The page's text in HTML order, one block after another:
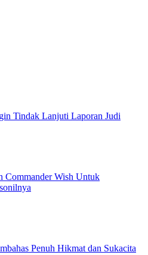
Tindak Lanjuti Laporan Judi
Commander Wish Untuk
Penuh Hikmat dan Sukacita